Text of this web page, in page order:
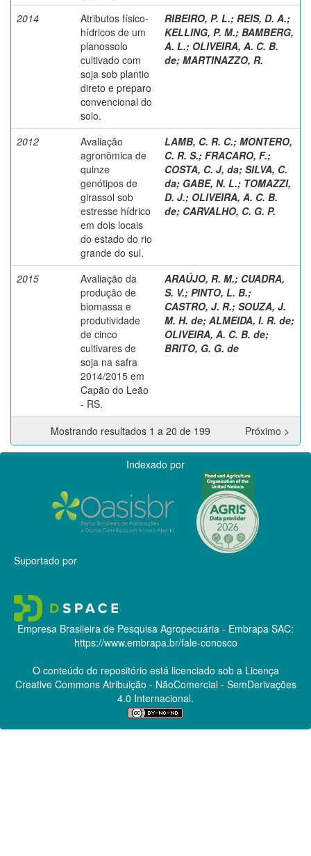
2014
Atributos físico-
hídricos de um
planossolo
cultivado com
soja sob plantio
direto e preparo
convencional do
solo.
RIBEIRO, P. L.; REIS, D. A.;
KELLING, P. M.; BAMBERG,
A. L.; OLIVEIRA, A. C. B.
de; MARTINAZZO, R.
2012
Avaliação
agronômica de
quinze
genótipos de
girassol sob
estresse hídrico
em dois locais
do estado do rio
grande do sul.
LAMB, C. R. C.; MONTERO,
C. R. S.; FRACARO, F.;
COSTA, C. J, da; SILVA, C.
da; GABE, N. L.; TOMAZZI,
D. J.; OLIVEIRA, A. C. B.
de; CARVALHO, C. G. P.
2015
Avaliação da
produção de
biomassa e
produtividade
de cinco
cultivares de
soja na safra
2014/2015 em
Capão do Leão
- RS.
ARAÚJO, R. M.; CUADRA,
S. V.; PINTO, L. B.;
CASTRO, J. R.; SOUZA, J.
M. H. de; ALMEIDA, I. R. de;
OLIVEIRA, A. C. B. de;
BRITO, G. G. de
Mostrando resultados 1 a 20 de 199 Próximo >
Indexado por
Suportado por
Empresa Brasileira de Pesquisa Agropecuária - Embrapa SAC:
https://www.embrapa.br/fale-conosco
O conteúdo do repositório está licenciado sob a Licença
Creative CommonsAtribuição - NãoComercial - SemDerivações
4.0 Internacional.